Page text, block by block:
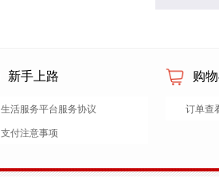
新手上路
生活服务平台服务协议
支付注意事项
购
订单查